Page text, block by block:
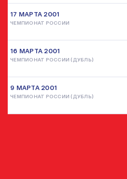
17 МАРТА 2001
ЧЕМПИОНАТ РОССИИ
16 МАРТА 2001
ЧЕМПИОНАТ РОССИИ (ДУБЛЬ)
9 МАРТА 2001
ЧЕМПИОНАТ РОССИИ (ДУБЛЬ)